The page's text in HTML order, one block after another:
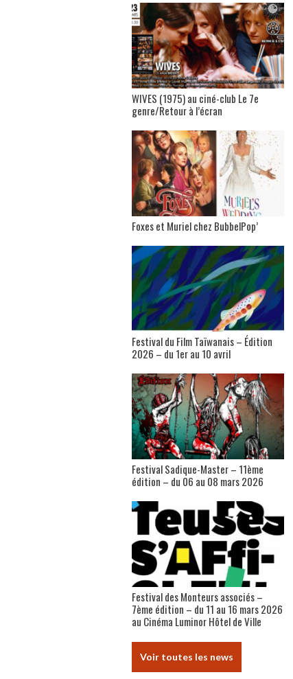
WIVES (1975) au ciné-club Le 7e
genre/Retour à l’écran
Foxes et Muriel chez BubbelPop’
Festival du Film Taïwanais – Édition
2026 – du 1er au 10 avril
Festival Sadique-Master – 11ème
édition – du 06 au 08 mars 2026
Festival des Monteurs associés –
7ème édition – du 11 au 16 mars 2026
au Cinéma Luminor Hôtel de Ville
Voir toutes les news